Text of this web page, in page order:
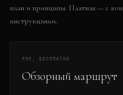
план и принципы. Платная — с
инструкциями.
PDF, БЕСПЛАТНО
Обзорный маршрут